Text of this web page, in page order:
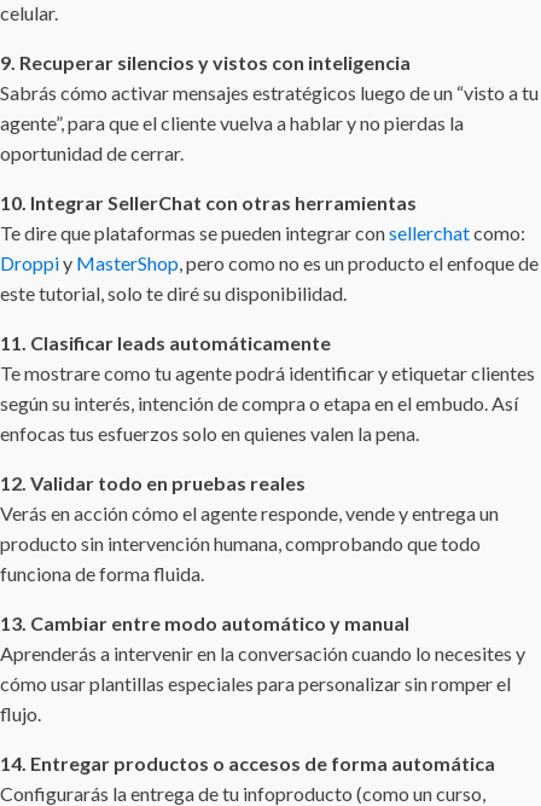
celular.
9. Recuperar silencios y vistos con inteligencia
Sabrás cómo activar mensajes estratégicos luego de un “visto a tu
agente”, para que el cliente vuelva a hablar y no pierdas la
oportunidad de cerrar.
10. Integrar SellerChat con otras herramientas
Te dire que plataformas se pueden integrar consellerchatcomo:
Droppiy MasterShop, pero como no es un producto el enfoque de
este tutorial, solo te diré su disponibilidad.
11. Clasificar leads automáticamente
Te mostrare como tu agente podrá identificar y etiquetar clientes
según su interés, intención de compra o etapa en el embudo. Así
enfocas tus esfuerzos solo en quienes valen la pena.
12. Validar todo en pruebas reales
Verás en acción cómo el agente responde, vende y entrega un
producto sin intervención humana, comprobando que todo
funciona de forma fluida.
13. Cambiar entre modo automático y manual
Aprenderás a intervenir en la conversación cuando lo necesites y
cómo usar plantillas especiales para personalizar sin romper el
flujo.
14. Entregar productos o accesos de forma automática
Configurarás la entrega de tu infoproducto (como un curso,